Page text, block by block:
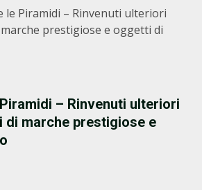
le Piramidi – Rinvenuti ulteriori
prestigiose e oggetti di
– Rinvenuti ulteriori
di marche prestigiose e